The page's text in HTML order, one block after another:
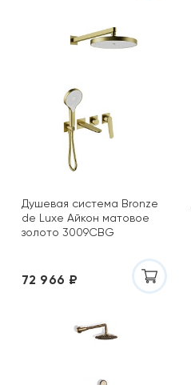
Душевая система Bronze
de Luxe Айкон матовое
золото 3009CBG
72 966 ₽